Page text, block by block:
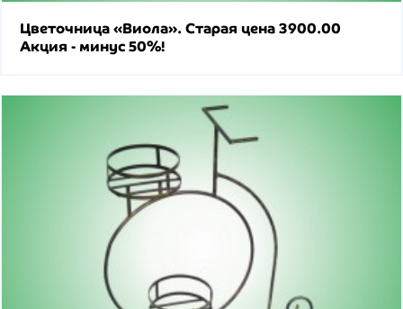
Цветочница «Виола». Старая цена 3900.00
Акция - минус 50%!